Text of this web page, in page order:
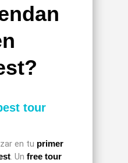
tour
en tu primer
. Unfree tour